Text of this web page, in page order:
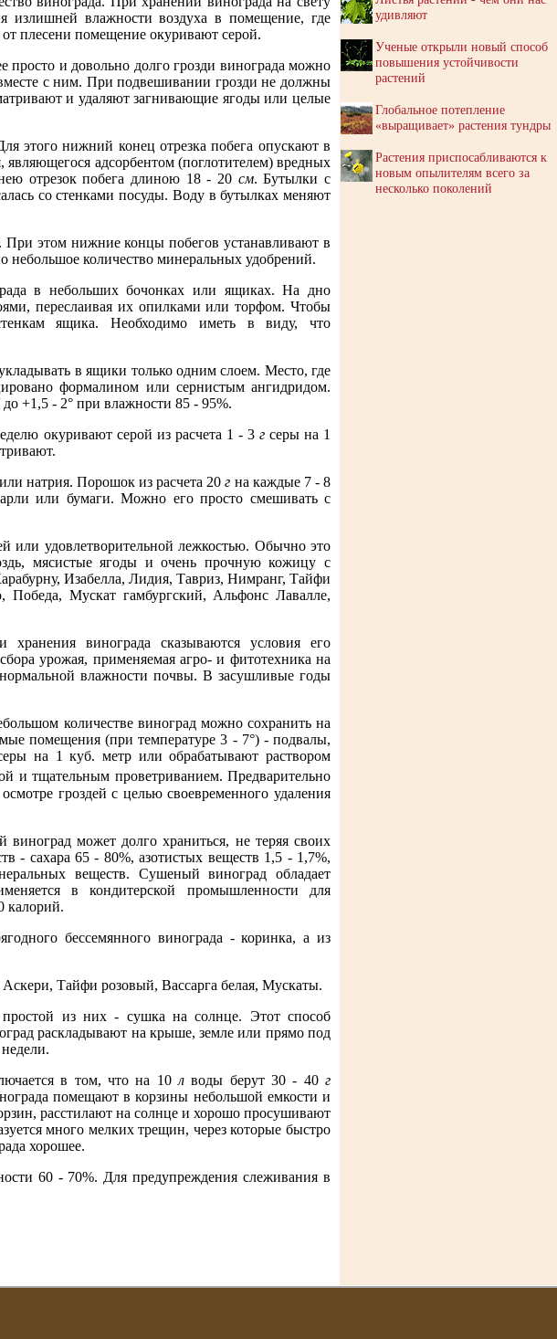
излишней влажности воздуха в помещение, где
плесени помещение окуривают серой.
просто и довольно долго грозди винограда можно
вместе с ним. При подвешивании грозди не должны
и удаляют загнивающие ягоды или целые
этого нижний конец отрезка побега опускают в
являющегося адсорбентом (поглотителем) вредных
отрезок побега длиною 18 - 20 см. Бутылки с
со стенками посуды. Воду в бутылках меняют
При этом нижние концы побегов устанавливают в
небольшое количество минеральных удобрений.
в небольших бочонках или ящиках. На дно
переслаивая их опилками или торфом. Чтобы
ящика. Необходимо иметь в виду, что
в ящики только одним слоем. Место, где
формалином или сернистым ангидридом.
до +1,5 - 2° при влажности 85 - 95%.
окуривают серой из расчета 1 - 3 гсеры на 1
натрия. Порошок из расчета 20г на каждые 7 - 8
или бумаги. Можно его просто смешивать с
или удовлетворительной лежкостью. Обычно это
мясистые ягоды и очень прочную кожицу с
Изабелла, Лидия, Тавриз, Нимранг, Тайфи
Мускат гамбургский, Альфонс Лавалле,
винограда сказываются условия его
урожая, применяемая агро- и фитотехника на
влажности почвы. В засушливые годы
количестве виноград можно сохранить на
помещения (при температуре 3 - 7°) - подвалы,
на 1 куб. метр или обрабатывают раствором
и тщательным проветриванием. Предварительно
гроздей с целью своевременного удаления
может долго храниться, не теряя своих
- сахара 65 - 80%, азотистых веществ 1,5 - 1,7%,
веществ. Сушеный виноград обладает
в кондитерской промышленности для
калорий.
бессемянного винограда - коринка, а из
Тайфи розовый, Вассарга белая, Мускаты.
из них - сушка на солнце. Этот способ
раскладывают на крыше, земле или прямо под
в том, что на 10л воды берут 30 - 40г
помещают в корзины небольшой емкости и
расстилают на солнце и хорошо просушивают
много мелких трещин, через которые быстро
хорошее.
60 - 70%. Для предупреждения слеживания в
удивляют
Ученые открыли новый способ
повышения устойчивости
растений
Глобальное потепление
«выращивает» растения тундры
Растения приспосабливаются к
новым опылителям всего за
несколько поколений